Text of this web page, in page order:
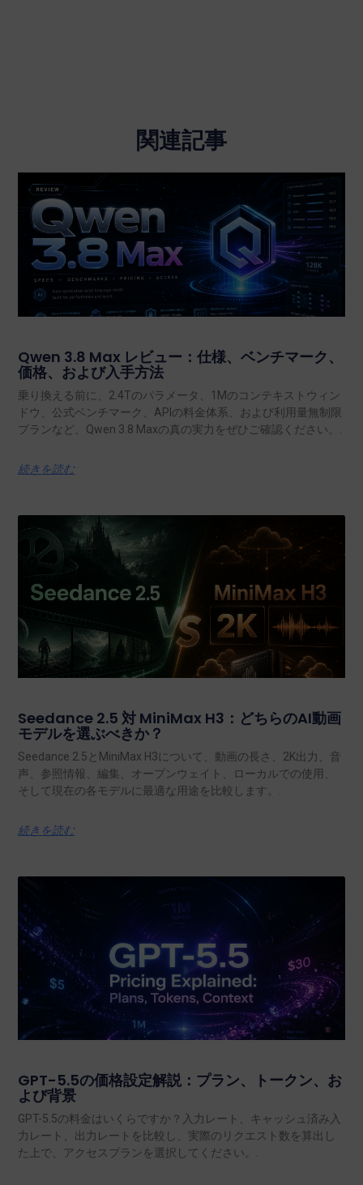
関連記事
Qwen 3.8 Max レビュー：仕様、ベンチマーク、
価格、および入手方法
乗り換える前に、2.4Tのパラメータ、1Mのコンテキストウィン
ドウ、公式ベンチマーク、APIの料金体系、および利用量無制限
プランなど、Qwen 3.8 Maxの真の実力をぜひご確認ください。.
続きを読む
Seedance 2.5 対 MiniMax H3：どちらのAI動画
モデルを選ぶべきか？
Seedance 2.5とMiniMax H3について、動画の長さ、2K出力、音
声、参照情報、編集、オープンウェイト、ローカルでの使用、
そして現在の各モデルに最適な用途を比較します。.
続きを読む
GPT-5.5の価格設定解説：プラン、トークン、お
よび背景
GPT-5.5の料金はいくらですか？入力レート、キャッシュ済み入
力レート、出力レートを比較し、実際のリクエスト数を算出し
た上で、アクセスプランを選択してください。.